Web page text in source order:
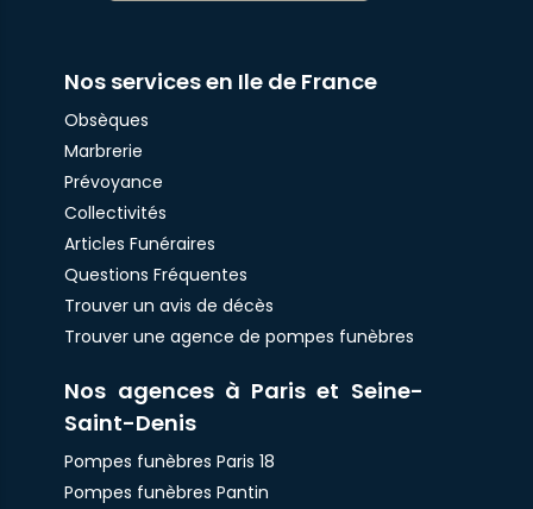
Nos services en Ile de France
Obsèques
Marbrerie
Prévoyance
Collectivités
Articles Funéraires
Questions Fréquentes
Trouver un avis de décès
Trouver une agence de pompes funèbres
Nos agences à Paris et Seine-
Saint-Denis
Pompes funèbres Paris 18
Pompes funèbres Pantin